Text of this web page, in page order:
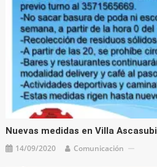
Nuevas medidas en Villa Ascasubi
14/09/2020 Comunicación